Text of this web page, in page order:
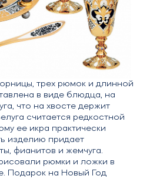
трех рюмок и длинной
в виде блюдца, на
что на хвосте держит
считается редкостной
ее икра практически
изделию придает
фианитов и жемчуга.
рюмки и ложки в
Подарок на Новый Год